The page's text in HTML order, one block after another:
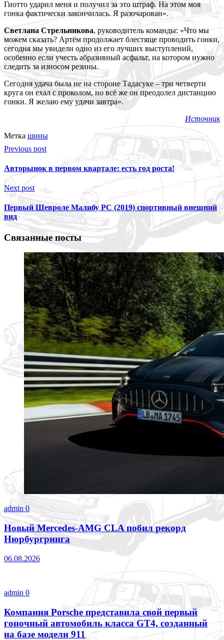
Гиотто ударил меня и получил за это штраф. На этом моя
гонка фактически закончилась. Я разочарован».
Светлана Стрельникова, руководитель команды: «Что мы
можем сказать? Артём продолжает блестяще проводить гонки,
сегодня мы увидели одно из его лучших выступлений,
особенно если учесть абразивный асфальт, на котором нужно
следить за износом резины.
Сегодня удача была не на стороне Тадасуке – три четверти
круга он ехал с проколом, но всё же он преодолел дистанцию
гонки. Я желаю ему удачи завтра».
Источник
Метка шины
Previous post
Авторынок в первом квартале: есть год роста!
Next post
Первый Шевроле Малибу РС (2019) спортивный внешний
вид
Связанные посты
admin0
Новый Mercedes-AMG CLA побил рекорд
Нюрбургринга
06.08.2026
admin 0
Компания Porsche представила свой первый
гоночный автомобиль класса GT4, созданный
на базе модели 911